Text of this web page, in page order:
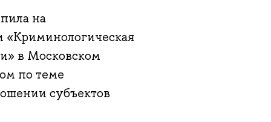
на
«Криминологическая
в Московском
по теме
субъектов